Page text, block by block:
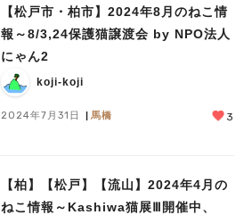
【松戸市・柏市】2024年8月のねこ情
報～8/3,24保護猫譲渡会 by NPO法人
にゃん2
koji-koji
2024年7月31日 馬橋 3
【柏】【松戸】【流山】2024年4月の
ねこ情報～Kashiwa猫展Ⅲ開催中、